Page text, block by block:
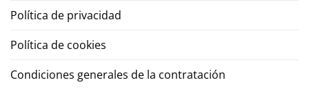
Política de privacidad
Política de cookies
Condiciones generales de la contratación